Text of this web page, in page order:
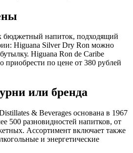
бюджетный напиток, подходящий
Higuana Silver Dry Ron можно
Higuana Ron de Caribe
приобрести по цене от 380 рублей
или бренда
& Beverages основана в 1967
500 разновидностей напитков, от
Ассортимент включает также
и энергетические